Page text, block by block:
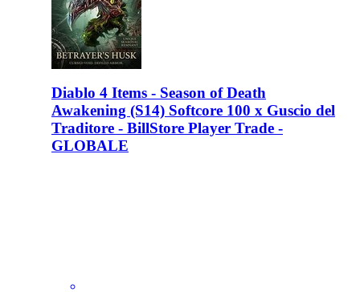
Diablo 4 Items - Season of Death
Awakening (S14) Softcore 100 x Guscio del
Traditore - BillStore Player Trade -
GLOBALE